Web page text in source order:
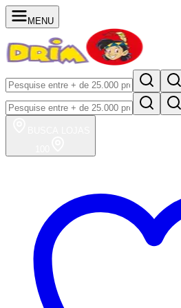
MENU